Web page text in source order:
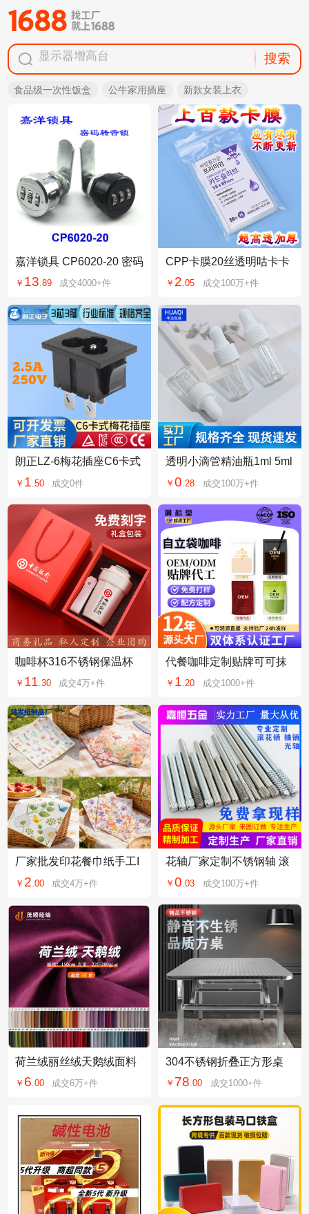
显示器增高台
袜子男士纯棉
拍立得相纸
显示器增高台
搜索
食品级一次性饭盒 公牛家用插座
新款女装上衣
嘉洋锁具 CP6020-20 密码
门柜密码锁
￥ 13.89 成交4000+件
CPP卡膜20丝透明咕卡卡
袋封自粘袋爆米花
￥ 2.05 成交100万+件
朗正LZ-6梅花插座C6卡式
插座
￥ 1 50 成交0件
透明小滴管精油瓶1ml 5ml
分装 玻璃瓶
￥0 28 成交100万+件
咖啡杯316不锈钢保温杯
水杯广告礼品杯子
￥ 11.30 成交4万+件
代餐咖啡定制贴牌可可抹
白绷带速溶咖啡粉
￥ 1.20 成交1000+件
厂家批发印花餐巾纸手工I
用生日派对装饰
￥ 2 00 成交4万+件
花轴厂家定制不锈钢轴 滚
圆柱销钉 轴销
￥0 .03 成交100万+件
荷兰绒丽丝绒天鹅绒面料
货86色绒布面料
￥ 6.00 成交6万+件
304不锈钢折叠正方形桌
方便易收纳便携
￥ 78.00 成交1000+件